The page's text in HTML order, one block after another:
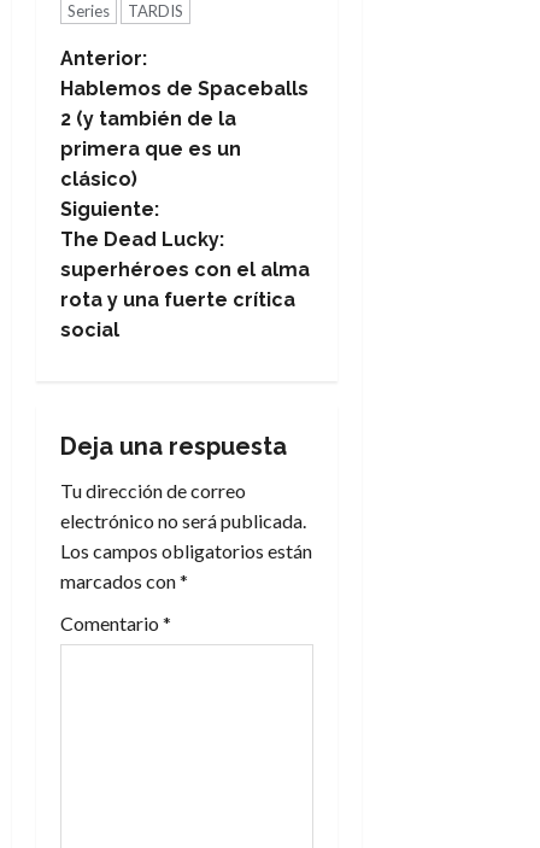
Series
TARDIS
N
a
v
e
g
a
n
d
e
Anterior:
Hablemos de Spaceballs
2 (y también de la
primera que es un
clásico)
Siguiente:
The Dead Lucky:
superhéroes con el alma
rota y una fuerte crítica
social
Deja una respuesta
Tu dirección de correo
electrónico no será publicada.
Los campos obligatorios están
marcados con*
Comentario *